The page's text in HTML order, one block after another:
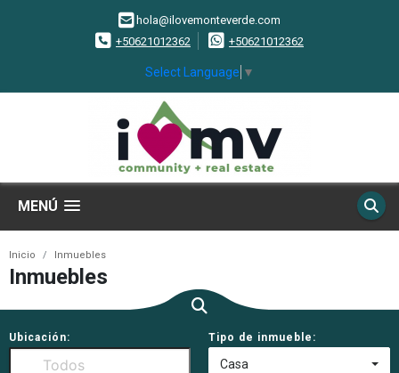
hola@ilovemonteverde.com
+50621012362
+50621012362
Select Language ▼
MENÚ
Inicio Inmuebles
Inmuebles
Ubicación: Tipo de inmueble:
Casa